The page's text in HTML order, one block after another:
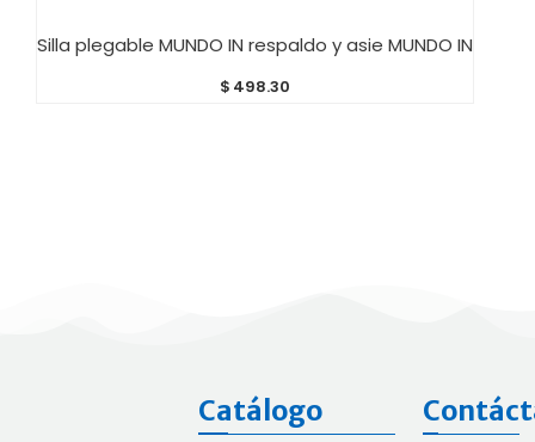
Silla plegable MUNDO IN respaldo y asie MUNDO IN
$ 498.30
Catálogo